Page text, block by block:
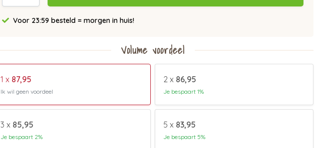
Voor 23:59 besteld = morgen in huis!
Volume voordeel
1 x 87,95
Ik wil geen voordeel
2 x 86,95
Je bespaart 1%
3 x 85,95
Je bespaart 2%
5 x 83,95
Je bespaart 5%